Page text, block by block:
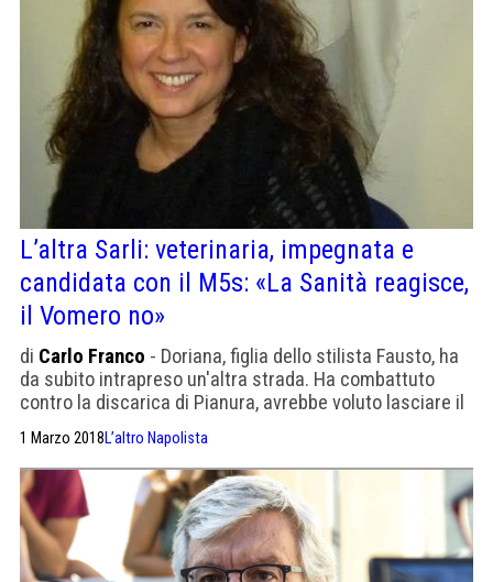
L’altra Sarli: veterinaria, impegnata e
candidata con il M5s: «La Sanità reagisce,
il Vomero no»
di Carlo Franco - Doriana, figlia dello stilista Fausto, ha
da subito intrapreso un'altra strada. Ha combattuto
contro la discarica di Pianura, avrebbe voluto lasciare il
1 Marzo 2018L’altro Napolista